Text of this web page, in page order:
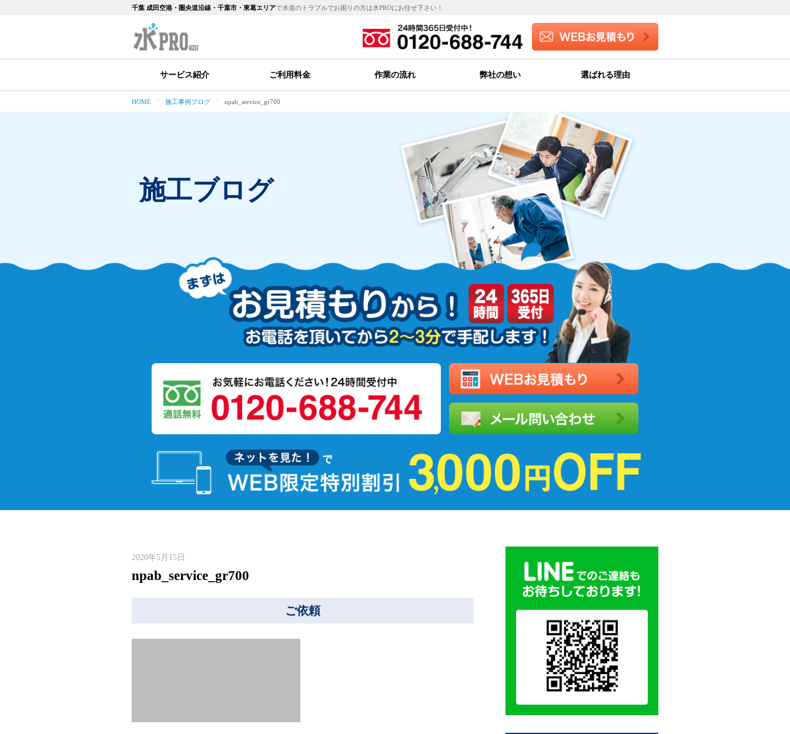
千葉 成田空港・圏央道沿線・千葉市・東葛エリアで水道のトラブルでお困りの方は水PROにお任せ下さい！
サービス紹介 ご利用料金 作業の流れ 弊社の想い 選ばれる理由
HOME 施工事例ブログ npab_service_gr700
施工ブログ
2020年5月15日
npab_service_gr700
ご依頼